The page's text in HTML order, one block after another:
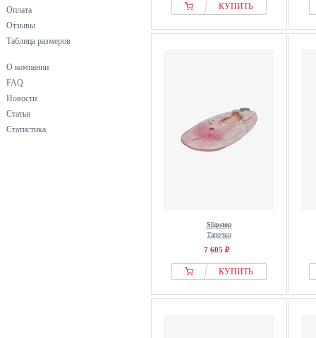
Оплата
Отзывы
Таблица размеров
О компании
FAQ
Новости
Статьи
Статистика
КУПИТЬ
Slipstop
Тапочки
7 605 ₽
КУПИТЬ